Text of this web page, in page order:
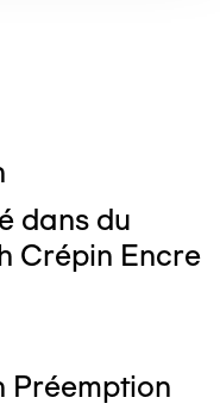
dans du
Crépin Encre
Préemption